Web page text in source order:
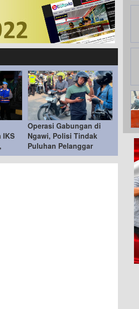
IKS
Operasi Gabungan di
Ngawi, Polisi Tindak
Puluhan Pelanggar